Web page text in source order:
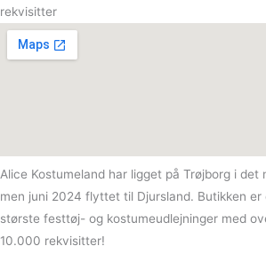
rekvisitter
Alice Kostumeland har ligget på Trøjborg i det
men juni 2024 flyttet til Djursland. Butikken er
største festtøj- og kostumeudlejninger med
10.000 rekvisitter!